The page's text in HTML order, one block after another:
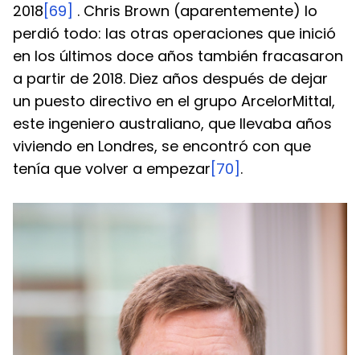
2018 [69] . Chris Brown (aparentemente) lo
perdió todo: las otras operaciones que inició
en los últimos doce años también fracasaron
a partir de 2018. Diez años después de dejar
un puesto directivo en el grupo ArcelorMittal,
este ingeniero australiano, que llevaba años
viviendo en Londres, se encontró con que
tenía que volver a empezar [70] .